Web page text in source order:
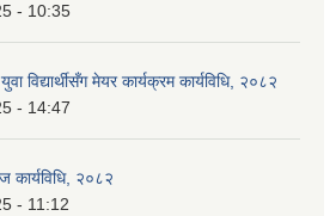
- 10:35
विद्यार्थीसँग मेयर कार्यक्रम कार्यविधि, २०८२
- 14:47
कार्यविधि, २०८२
- 11:12